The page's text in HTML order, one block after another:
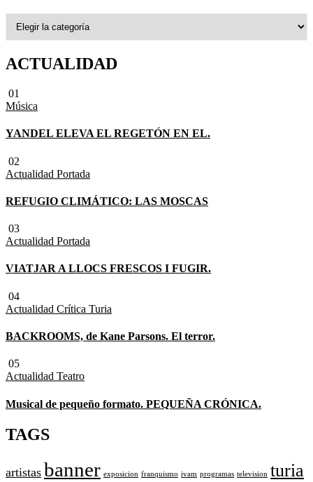
ACTUALIDAD
01
Música
YANDEL ELEVA EL REGETÓN EN EL.
02
Actualidad Portada
REFUGIO CLIMÁTICO: LAS MOSCAS
03
Actualidad Portada
VIATJAR A LLOCS FRESCOS I FUGIR.
04
Actualidad Crítica Turia
BACKROOMS, de Kane Parsons. El terror.
05
Actualidad Teatro
Musical de pequeño formato. PEQUEÑA CRÓNICA.
TAGS
artistas banner exposicion franquismo ivam programas television turia